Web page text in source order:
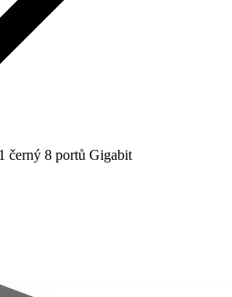
černý 8 portů Gigabit